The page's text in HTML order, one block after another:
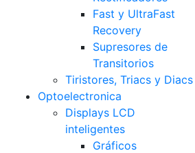
Fast y UltraFast
Recovery
Supresores de
Transitorios
Tiristores, Triacs y Diacs
Optoelectronica
Displays LCD
inteligentes
Gráficos